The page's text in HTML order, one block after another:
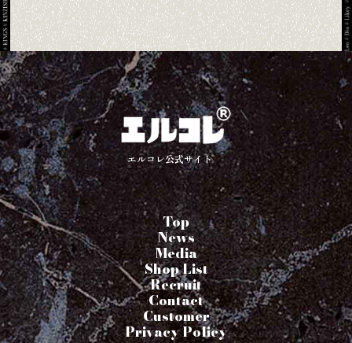
エルコレ公式サイト
Top
News
Media
Shop List
Recruit
Contact
Customer
Privacy Policy